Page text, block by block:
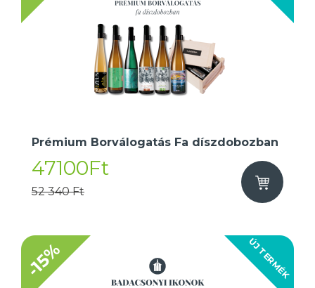
Prémium Borválogatás Fa díszdobozban
47100Ft
52 340 Ft
ÚJ TERMÉK
-15%